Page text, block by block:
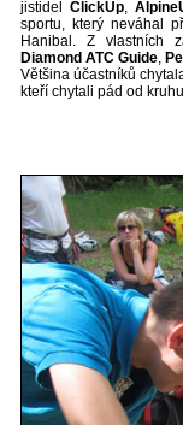
jistidel ClickUp,
sportu, který neváhal
Hanibal. Z vlastních
Diamond ATC Guide
Většina účastníků
kteří chytali pád od